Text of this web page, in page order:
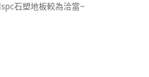
石塑地板較為洽當~